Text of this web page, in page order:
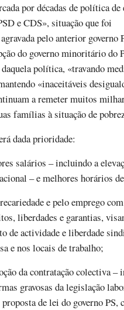
por décadas de política
e CDS», situação que foi
pelo anterior governo
do governo minoritário do
política, «travando
«inaceitáveis
a remeter muitos
famílias à situação de
dada prioridade:
salários – incluindo a
– e melhores horários
e pelo emprego
liberdades e garantias,
de actividade e liberdade
e nos locais de trabalho;
da contratação colectiva –
gravosas da legislação
de lei do governo PS,